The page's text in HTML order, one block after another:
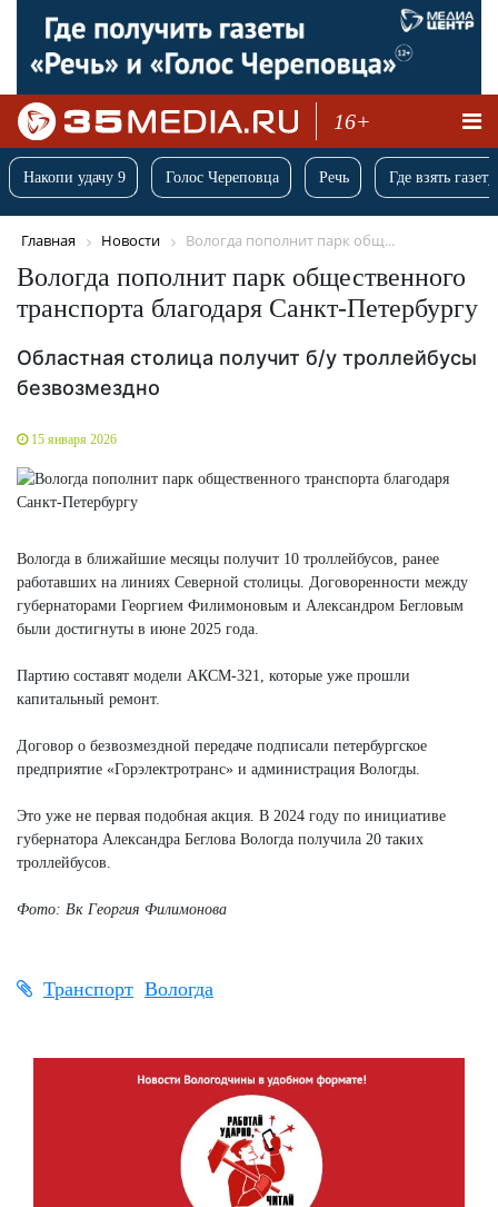
16+
Накопи удачу 9 Голос Череповца Речь Где взять
Главная Новости Вологда пополнит парк общ...
Вологда пополнит парк общественного
транспорта благодаря Санкт-Петербургу
Областная столица получит б/у троллейбусы
безвозмездно
15 января 2026
Вологда в ближайшие месяцы получит 10 троллейбусов, ранее
работавших на линиях Северной столицы. Договоренности между
губернаторами Георгием Филимоновым и Александром Бегловым
были достигнуты в июне 2025 года.
Партию составят модели АКСМ-321, которые уже прошли
капитальный ремонт.
Договор о безвозмездной передаче подписали петербургское
предприятие «Горэлектротранс» и администрация Вологды.
Это уже не первая подобная акция. В 2024 году по инициативе
губернатора Александра Беглова Вологда получила 20 таких
троллейбусов.
Фото: Вк Георгия Филимонова
Транспорт Вологда